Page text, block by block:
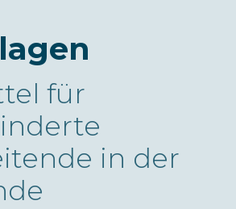
für
in der